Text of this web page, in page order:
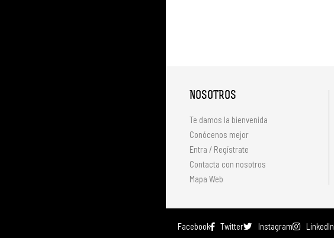
NOSOTROS
Te damos la bienvenida
Conócenos mejor
Entra / Regístrate
Contacta con nosotros
Mapa Web
Facebook Twitter Instagram LinkedIn